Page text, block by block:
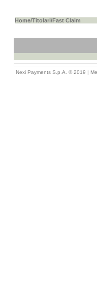
Home/Titolari/Fast Claim
Nexi Payments S.p.A. © 2019 |